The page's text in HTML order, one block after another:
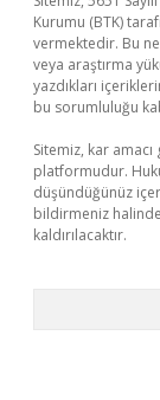
Kurumu (BTK)
vermektedir. Bu
veya araştırma
yazdıkları
bu sorumluluğu
Sitemiz, kar
platformudur.
düşündüğünüz
bildirmeniz
kaldırılacaktır.